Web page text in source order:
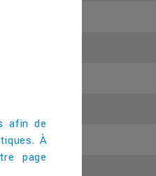
afin de
À
page